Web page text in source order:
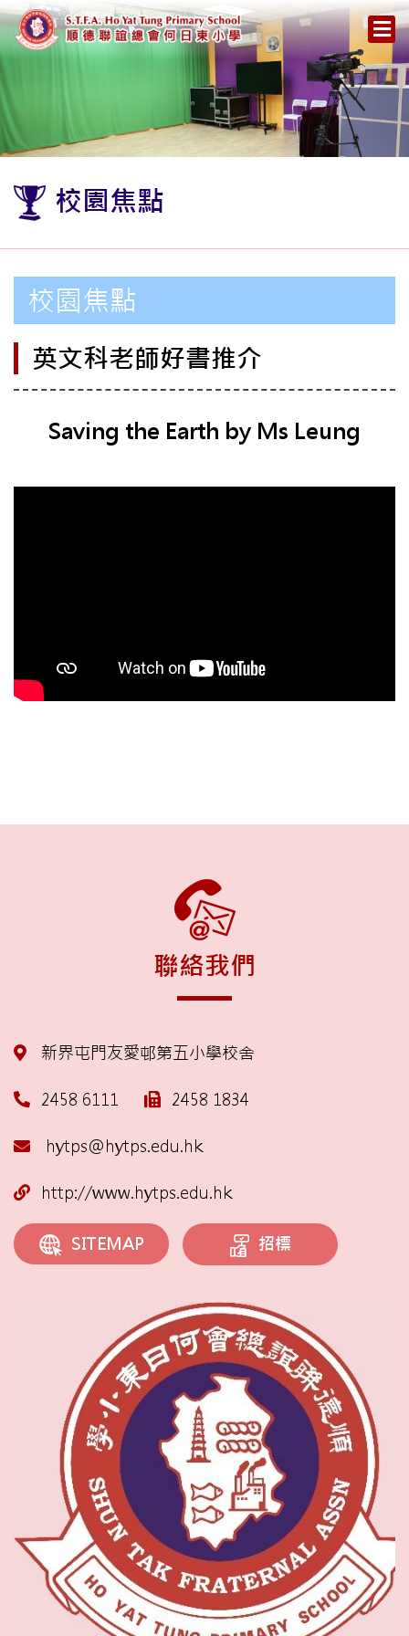
校園焦點
校園焦點
英文科老師好書推介
Saving the Earth by Ms Leung
聯絡我們
新界屯門友愛邨第五小學校舍
2458 6111 2458 1834
hytps@hytps.edu.hk
http://www.hytps.edu.hk
SITEMAP 招標